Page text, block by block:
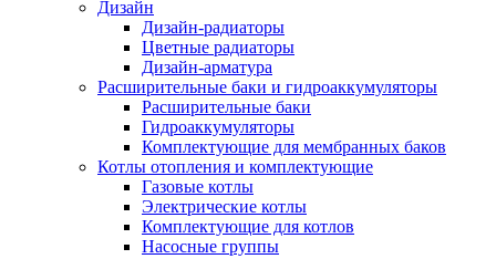
Дизайн
Дизайн-радиаторы
Цветные радиаторы
Дизайн-арматура
Расширительные баки и гидроаккумуляторы
Расширительные баки
Гидроаккумуляторы
Комплектующие для мембранных баков
Котлы отопления и комплектующие
Газовые котлы
Электрические котлы
Комплектующие для котлов
Насосные группы